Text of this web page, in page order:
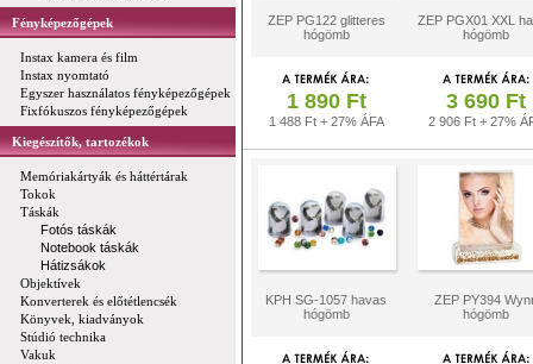
Fényképezőgépek
Instax kamera és film
Instax nyomtató
Egyszer használatos fényképezőgépek
Fixfókuszos fényképezőgépek
Kiegészítők, tartozékok
Memóriakártyák és háttértárak
Tokok
Táskák
Fotós táskák
Notebook táskák
Hátizsákok
Objektívek
Konverterek és előtétlencsék
Könyvek, kiadványok
Stúdió technika
Vakuk
ZEP PG122 glitteres
hógömb
ZEP PGX01 XXL
hógömb
1 890 Ft
1 488 Ft + 27% ÁFA
3 690 Ft
2 906 Ft + 27%
KPH SG-1057 havas
hógömb
ZEP PY394
hógömb